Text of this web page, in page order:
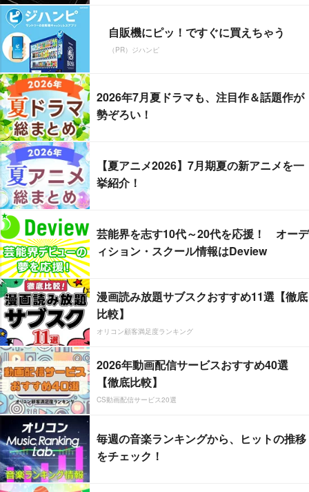
自販機にピッ！ですぐに買えちゃう
（PR）ジハンピ
2026年7月夏ドラマも、注目作＆話題作が
勢ぞろい！
【夏アニメ2026】7月期夏の新アニメを一
挙紹介！
芸能界を志す10代～20代を応援！ オーデ
ィション・スクール情報はDeview
漫画読み放題サブスクおすすめ11選【徹底
比較】
オリコン顧客満足度ランキング
2026年動画配信サービスおすすめ40選
【徹底比較】
CS動画配信サービス20選
毎週の音楽ランキングから、ヒットの推移
をチェック！